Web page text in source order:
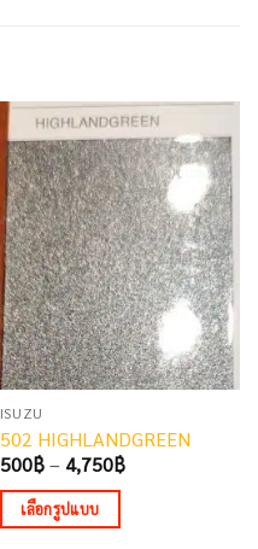
ISUZU
502 HIGHLANDGREEN
500฿ – 4,750฿Price
เลือกรูปแบบ